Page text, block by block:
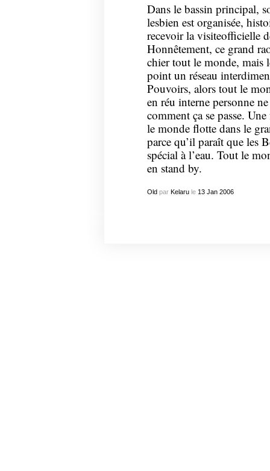
Dans le bassin principal,
lesbien est organisée,
recevoir la visiteofficielle
Honnêtement, ce grand
chier tout le monde, mais
point un réseau
Pouvoirs, alors tout le
en réu interne personne
comment ça se passe.
le monde flotte dans le
parce qu’il paraît que les
spécial à l’eau. Tout le
en stand by.
Oldpar Kelarule 13 Jan 2006